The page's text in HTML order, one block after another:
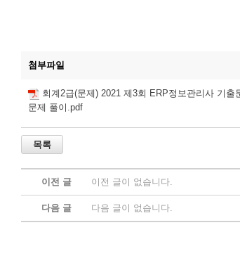
첨부파일
회계2급(문제) 2021 제3회 ERP정보관리사 기출
문제 풀이.pdf
이전 글 이전 글이 없습니다.
다음 글 다음 글이 없습니다.